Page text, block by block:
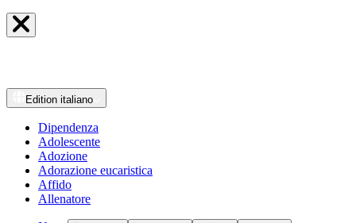
Edition italiano
Dipendenza
Adolescente
Adozione
Adorazione eucaristica
Affido
Allenatore